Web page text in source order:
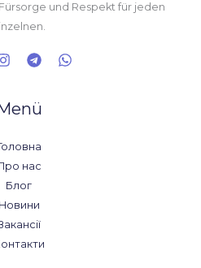
und Respekt für jeden
нас
Блог
Новини